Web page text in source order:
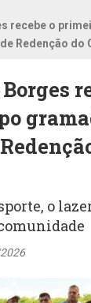
recebe o
Redenção do
o